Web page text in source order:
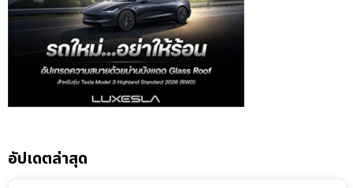
อัปเดตล่าสุด